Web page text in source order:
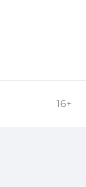
16+